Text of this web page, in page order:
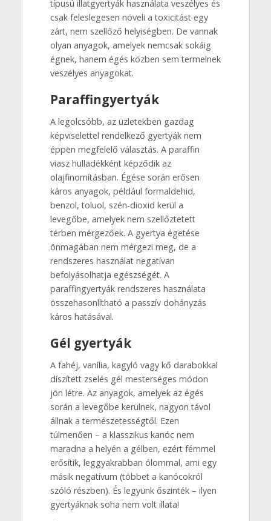
típusú illatgyertyák használata veszélyes és
csak feleslegesen növeli a toxicitást egy
zárt, nem szellőző helyiségben. De vannak
olyan anyagok, amelyek nemcsak sokáig
égnek, hanem égés közben sem termelnek
veszélyes anyagokat.
Paraffingyertyák
A legolcsóbb, az üzletekben gazdag
képviselettel rendelkező gyertyák nem
éppen megfelelő választás. A paraffin
viasz hulladékként képződik az
olajfinomításban. Égése során erősen
káros anyagok, például formaldehid,
benzol, toluol, szén-dioxid kerül a
levegőbe, amelyek nem szellőztetett
térben mérgezőek. A gyertya égetése
önmagában nem mérgezi meg, de a
rendszeres használat negatívan
befolyásolhatja egészségét. A
paraffingyertyák rendszeres használata
összehasonlítható a passzív dohányzás
káros hatásával.
Gél gyertyák
A fahéj, vanília, kagyló vagy kő darabokkal
díszített zselés gél mesterséges módon
jön létre. Az anyagok, amelyek az égés
során a levegőbe kerülnek, nagyon távol
állnak a természetességtől. Ezen
túlmenően – a klasszikus kanóc nem
maradna a helyén a gélben, ezért fémmel
erősítik, leggyakrabban ólommal, ami egy
másik negatívum (többet a kanócokról
szóló részben). És legyünk őszinték – ilyen
gyertyáknak soha nem volt illata!